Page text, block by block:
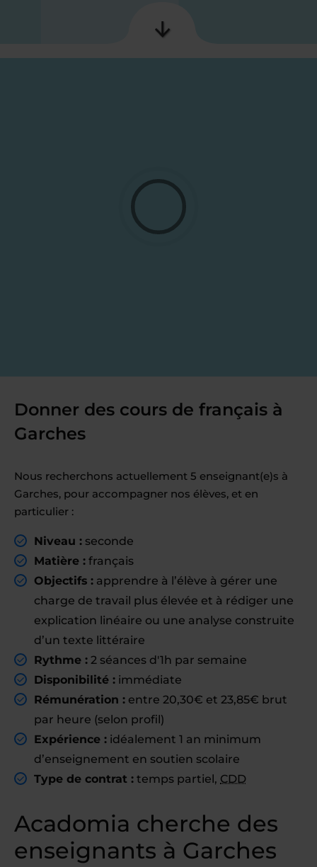
Donner des cours de français à
Garches
Nous recherchons actuellement 5 enseignant(e)s à
Garches, pour accompagner nos élèves, et en
particulier :
Niveau : seconde
Matière : français
Objectifs : apprendre à l’élève à gérer une
charge de travail plus élevée et à rédiger une
explication linéaire ou une analyse construite
d’un texte littéraire
Rythme : 2 séances d'1h par semaine
Disponibilité : immédiate
Rémunération : entre 20,30€ et 23,85€ brut
par heure (selon profil)
Expérience : idéalement 1 an minimum
d’enseignement en soutien scolaire
Type de contrat : temps partiel, CDD
Acadomia cherche des
enseignants à Garches